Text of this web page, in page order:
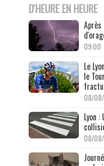
D'HEURE EN HEURE
09:00
Le
le
08/
Lyon
08/